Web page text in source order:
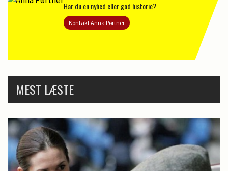
Har du en nyhed eller god historie?
Kontakt Anna Pørtner
MEST LÆSTE